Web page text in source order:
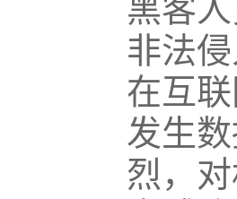
黑客
非法
在互
发生
烈，